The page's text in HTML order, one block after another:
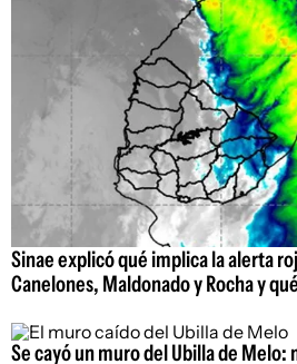
Sinae explicó qué implica la alerta
Canelones, Maldonado y Rocha y
Se cayó un muro del Ubilla de Melo: